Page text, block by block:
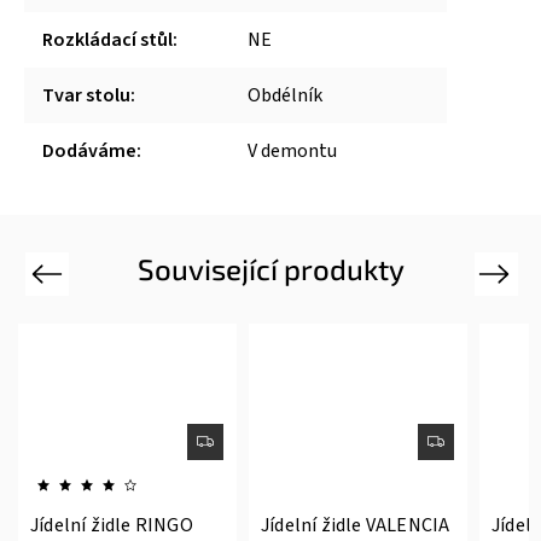
Rozkládací stůl: NE
Tvar stolu: Obdélník
Dodáváme: V demontu
Související produkty
Previous
Jídelní židle RINGO Jídelní židle VALENCIA
Next